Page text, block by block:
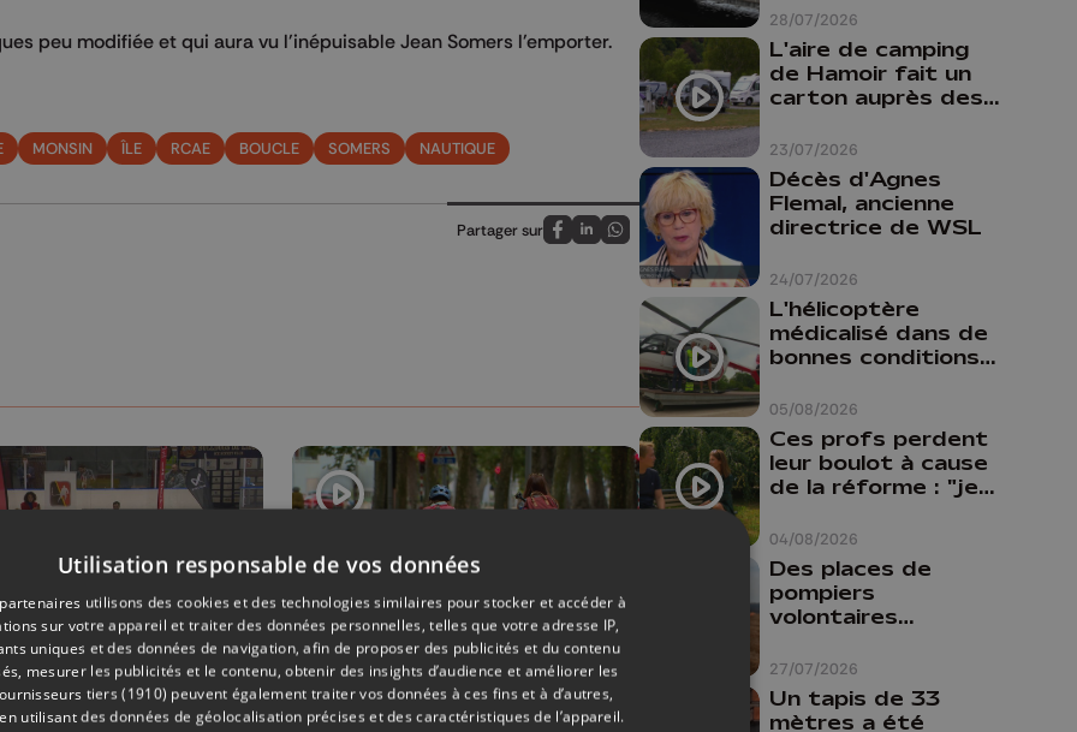
peu modifiée et qui aura vu l'inépuisable Jean Somers l'emporter.
MONSIN ÎLE RCAE BOUCLE SOMERS NAUTIQUE
Partager sur
Partagez sur FaceBook
Partagez sur LinkedIn
Partagez sur Whatsapp
31/07/2026 MOBILITÉ 22/07/2026
28/07/2026
budget pour le
faire
23/07/2026
L'aire de camping
de Hamoir fait un
carton auprès des
24/07/2026
Décès d'Agnes
Flemal, ancienne
directrice de WSL
05/08/2026
L'hélicoptère
médicalisé dans de
bonnes conditions à
04/08/2026
Ces profs perdent
leur boulot à cause
de la réforme : "je
comme prof que
comme
pharmacienne"
27/07/2026
Des places de
pompiers
volontaires
province de Liège :
"Un citoyen qui
n'est formé ne
Un tapis de 33
mètres a été
Utilisation responsable de vos données
utilisons des cookies et des technologies similaires pour stocker et accéder à
sur votre appareil et traiter des données personnelles, telles que votre adresse IP,
uniques et des données de navigation, afin de proposer des publicités et du contenu
mesurer les publicités et le contenu, obtenir des insights d’audience et améliorer les
tiers (1910) peuvent également traiter vos données à ces fins et à d’autres,
utilisant des données de géolocalisation précises et des caractéristiques de l’appareil.